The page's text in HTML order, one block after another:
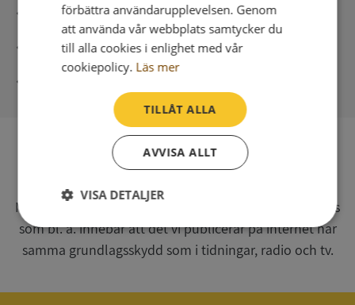
Säker betalning med stripe
Direkt digital leverans
Syna har för webbplatsen www.syna.se ett av
Myndigheten för press, radio och tv s.k. utgivningsbevis
som bl. a. innebär att det vi publicerar på internet har
samma grundlagsskydd som i tidningar, radio och tv.
förbättra användarupplevelsen. Genom
att använda vår webbplats samtycker du
till alla cookies i enlighet med vår
cookiepolicy. Läs mer
TILLÅT ALLA
AVVISA ALLT
VISA DETALJER
Strikt
nödvändigt
Prestanda Inriktning